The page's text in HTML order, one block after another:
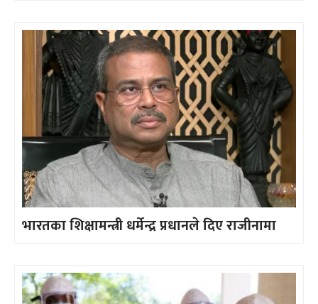
भारतका शिक्षामन्त्री धर्मेन्द्र प्रधानले दिए राजीनामा